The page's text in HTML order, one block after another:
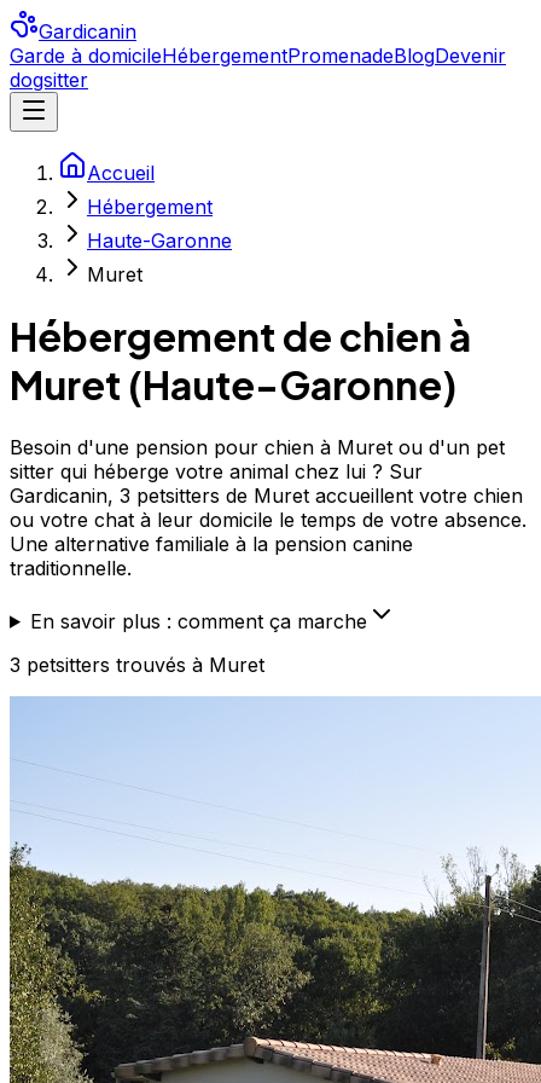
Gardicanin
Garde à domicileHébergementPromenadeBlogDevenir
dogsitter
Accueil
Hébergement
Haute-Garonne
Muret
Hébergement de chien à
Muret (Haute-Garonne)
Besoin d'une pension pour chien à Muret ou d'un pet
sitter qui héberge votre animal chez lui ? Sur
Gardicanin, 3 petsitters de Muret accueillent votre chien
ou votre chat à leur domicile le temps de votre absence.
Une alternative familiale à la pension canine
traditionnelle.
En savoir plus : comment ça marche
3 petsitters trouvés à Muret